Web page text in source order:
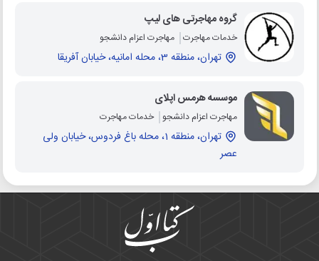
گروه مهاجرتی های لیپ
خدمات مهاجرت مهاجرت اعزام دانشجو
تهران، منطقه 3، محله امانیه، خیابان آفریقا
موسسه هرمس اپلای
مهاجرت اعزام دانشجو خدمات مهاجرت
تهران، منطقه 1، محله باغ فردوس، خیابان ولی
عصر